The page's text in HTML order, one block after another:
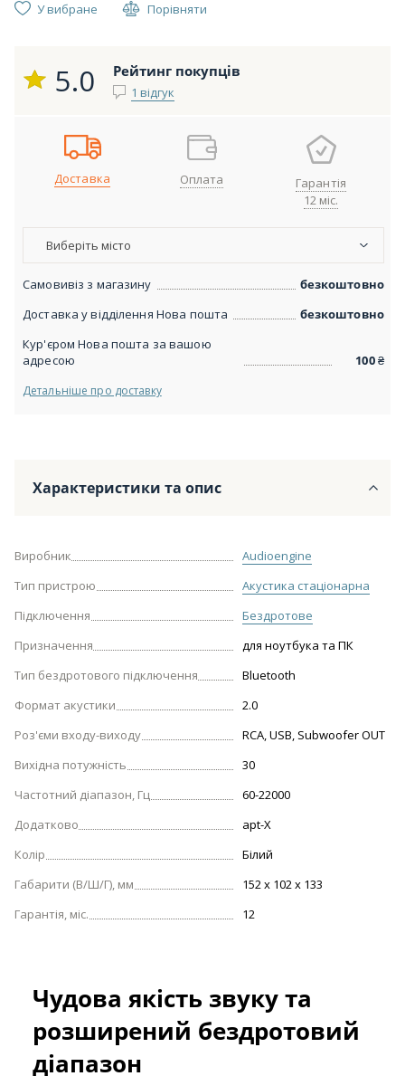
У вибране
Порівняти
5.0 Рейтинг покупців
1 відгук
Доставка Оплата
Гарантія
12 міс.
Виберіть місто
Самовивіз з магазину
безкоштовно
Доставка у відділення Нова пошта
безкоштовно
Кур'єром Нова пошта за вашою
адресою
100₴
Детальніше про доставку
Характеристики та опис
Виробник
Audioengine
Тип пристрою
Акустика стаціонарна
Підключення
Бездротове
Призначення
для ноутбука та ПК
Тип бездротового підключення
Bluetooth
Формат акустики
2.0
Роз'єми входу-виходу
RCA, USB, Subwoofer OUT
Вихідна потужність
30
Частотний діапазон, Гц
60-22000
Додатково
apt-X
Колір
Білий
Габарити (В/Ш/Г), мм
152 х 102 х 133
Гарантія, міс.
12
Чудова якість звуку та
розширений бездротовий
діапазон